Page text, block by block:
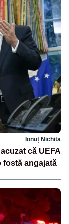
Ionuț Nichita
că UEFA
fostă angajată